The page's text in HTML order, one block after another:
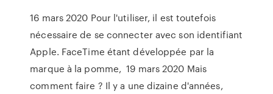
16 mars 2020 Pour l'utiliser, il est toutefois
nécessaire de se connecter avec son identifiant
Apple. FaceTime étant développée par la
marque à la pomme, 19 mars 2020 Mais
comment faire ? Il y a une dizaine d'années,